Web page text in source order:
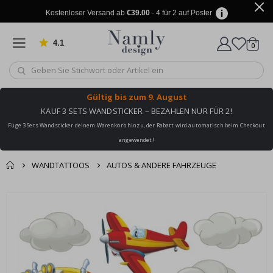
Kostenloser Versand ab €39.00· 4 für 2 auf Poster
4.1 von 1024 Bewertungen
Wagen
0
Gültig bis zum 9. August
KAUF 3 SETS WANDSTICKER – BEZAHLEN NUR FÜR 2!
Füge 3 Sets Wandsticker deinem Warenkorb hinzu, der Rabatt wird automatisch beim Checkout
angewendet!
WANDTATTOOS AUTOS & ANDERE FAHRZEUGE
darunter leiden ✔
Zur Kasse
Bildgalerie
springen